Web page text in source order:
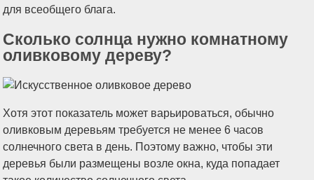
для всеобщего блага.
Сколько солнца нужно комнатному
оливковому дереву?
Хотя этот показатель может варьироваться, обычно
оливковым деревьям требуется не менее 6 часов
солнечного света в день. Поэтому важно, чтобы эти
деревья были размещены возле окна, куда попадает